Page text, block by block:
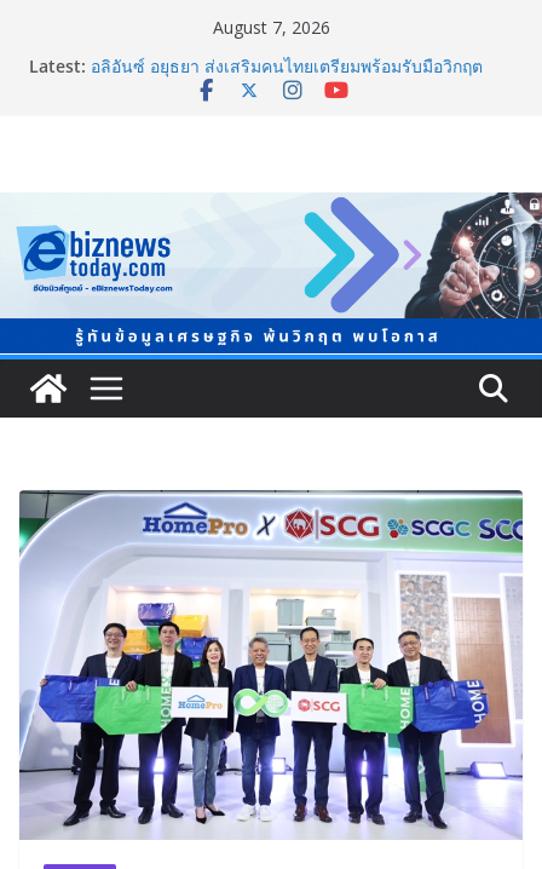
August 7, 2026
Latest: อลิอันซ์ อยุธยา ส่งเสริมคนไทยเตรียมพร้อมรับมือวิกฤต
เปิดพื้นที่ “Level Up the Care by Allianz Ayudhya
TCMA จับมือแคนาดา ดันเทคโนโลยีดักจับคาร์บอนเครื่อง
แรกในไทย ปูทางอุตสาหกรรมปูนซีเมนต์สู่ Net Zero 2050
แพทย์เผย โรคไม่ติดต่อเรื้อรัง NCDs คร่าชีวิตคนไทยก่อน
วัยอันควร ทำสูญเสียทางเศรษฐกิจมหาศาล 1.6 ล้านล้าน
ภาครัฐ-เอกชนจับมือสัมมนาใหญ่ ยกระดับอุตสาหกรรมเซ
รามิกไทยสู่สากล พร้อมชวนผู้ประกอบไทยร่วมงาน
“Ceramics Vietnam & Stone Vietnam 2026”